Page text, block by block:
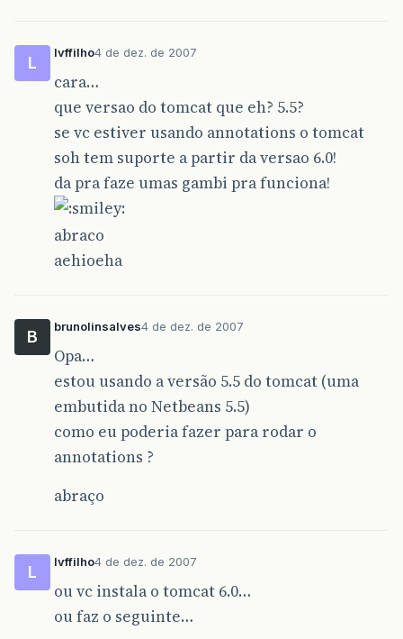
L
lvffilho4 de dez. de 2007
cara…
que versao do tomcat que eh? 5.5?
se vc estiver usando annotations o tomcat
soh tem suporte a partir da versao 6.0!
da pra faze umas gambi pra funciona!
abraco
aehioeha
B
brunolinsalves4 de dez. de 2007
Opa…
estou usando a versão 5.5 do tomcat (uma
embutida no Netbeans 5.5)
como eu poderia fazer para rodar o
annotations ?
abraço
L
lvffilho4 de dez. de 2007
ou vc instala o tomcat 6.0…
ou faz o seguinte…